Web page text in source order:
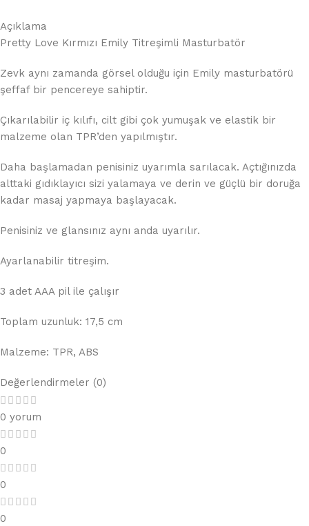
Açıklama
Pretty Love Kırmızı Emily Titreşimli Masturbatör
Zevk aynı zamanda görsel olduğu için Emily masturbatörü
şeffaf bir pencereye sahiptir.
Çıkarılabilir iç kılıfı, cilt gibi çok yumuşak ve elastik bir
malzeme olan TPR’den yapılmıştır.
Daha başlamadan penisiniz uyarımla sarılacak. Açtığınızda
alttaki gıdıklayıcı sizi yalamaya ve derin ve güçlü bir doruğa
kadar masaj yapmaya başlayacak.
Penisiniz ve glansınız aynı anda uyarılır.
Ayarlanabilir titreşim.
3 adet AAA pil ile çalışır
Toplam uzunluk: 17,5 cm
Malzeme: TPR, ABS
Değerlendirmeler (0)
0 yorum
0
0
0